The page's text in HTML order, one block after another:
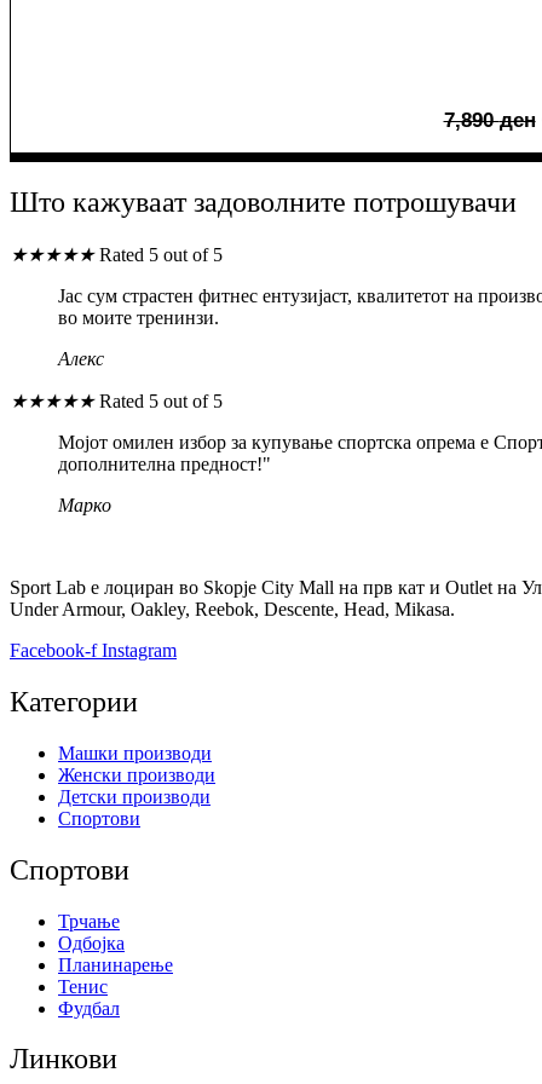
7,890ден
Што кажуваат задоволните потрошувачи
★★★★★ Rated 5 out of 5
Јас сум страстен фитнес ентузијаст, квалитетот на
во моите тренинзи.
Алекс
★★★★★ Rated 5 out of 5
Мојот омилен избор за купување спортска опрема е
дополнителна предност!"
Марко
Sport Lab е лоциран во Skopje City Mall на прв кат и Outlet на
Under Armour, Oakley, Reebok, Descente, Head, Mikasa.
Facebook-f Instagram
Категории
Машки производи
Женски производи
Детски производи
Спортови
Спортови
Трчање
Одбојка
Планинарење
Тенис
Фудбал
Линкови